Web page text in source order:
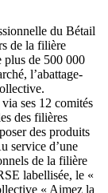
du Bétail
de la filière
plus de 500 000
l’abattage-
ses 12 comités
des filières
des produits
service d’une
de la filière
labellisée, le «
« Aimez la